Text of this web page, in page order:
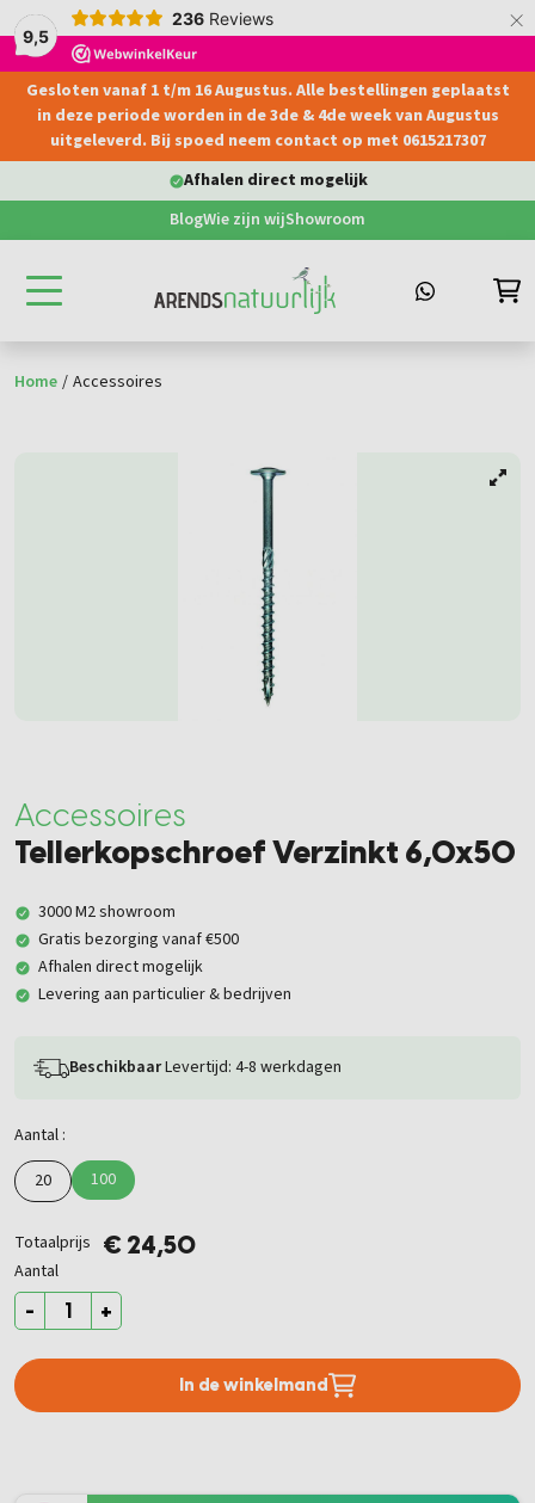
9,5
236 Reviews ×
Gesloten vanaf 1 t/m 16 Augustus. Alle bestellingen geplaatst
in deze periode worden in de 3de & 4de week van Augustus
uitgeleverd. Bij spoed neem contact op met 0615217307
Afhalen direct mogelijk
BlogWie zijn wijShowroom
Home / Accessoires
Accessoires
Tellerkopschroef Verzinkt 6,0x50
3000 M2 showroom
Gratis bezorging vanaf €500
Afhalen direct mogelijk
Levering aan particulier & bedrijven
BeschikbaarLevertijd: 4-8 werkdagen
Aantal :
20
100
Totaalprijs € 24,50
Aantal
- +
In de winkelmand